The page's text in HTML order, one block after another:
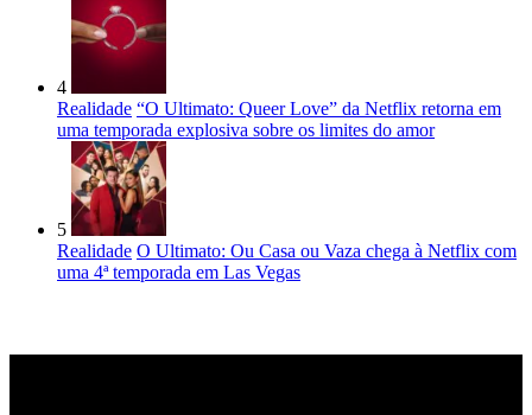
4
Realidade “O Ultimato: Queer Love” da Netflix retorna em
uma temporada explosiva sobre os limites do amor
5
Realidade O Ultimato: Ou Casa ou Vaza chega à Netflix com
uma 4ª temporada em Las Vegas